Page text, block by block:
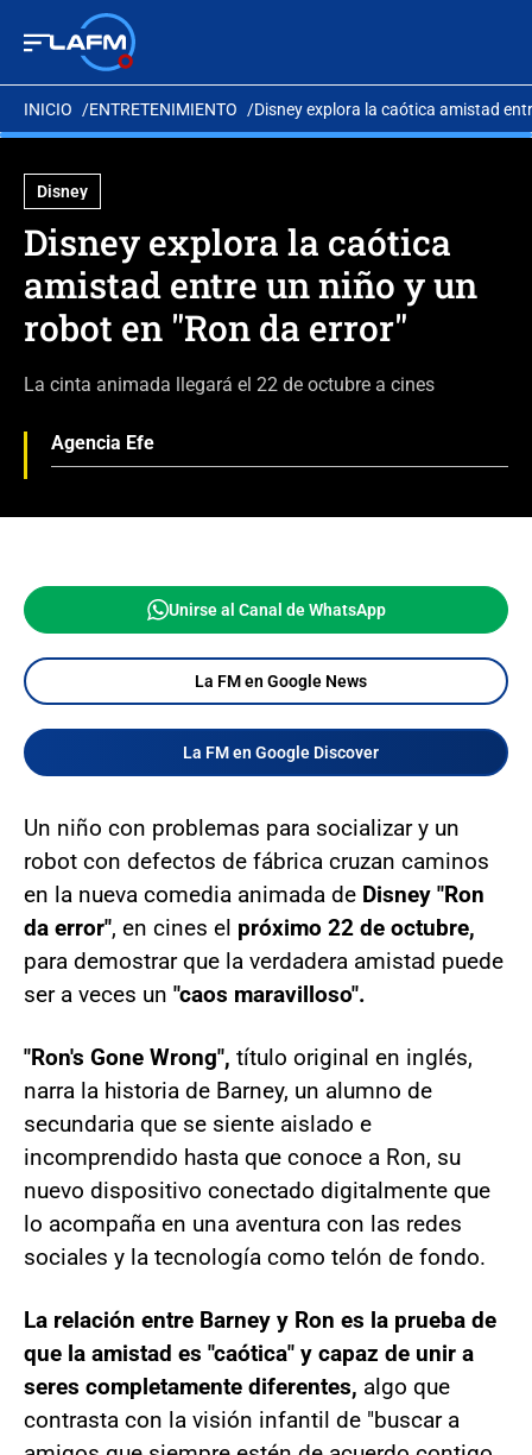
INICIO ENTRETENIMIENTO Disney explora la caótica amistad
Disney
Disney explora la caótica
amistad entre un niño y un
robot en "Ron da error"
La cinta animada llegará el 22 de octubre a cines
Agencia Efe
Unirse al Canal de WhatsApp
La FM en Google News
La FM en Google Discover
Un niño con problemas para socializar y un
robot con defectos de fábrica cruzan caminos
en la nueva comedia animada de Disney "Ron
da error", en cines el próximo 22 de octubre,
para demostrar que la verdadera amistad puede
ser a veces un "caos maravilloso".
"Ron's Gone Wrong", título original en inglés,
narra la historia de Barney, un alumno de
secundaria que se siente aislado e
incomprendido hasta que conoce a Ron, su
nuevo dispositivo conectado digitalmente que
lo acompaña en una aventura con las redes
sociales y la tecnología como telón de fondo.
La relación entre Barney y Ron es la prueba de
que la amistad es "caótica" y capaz de unir a
seres completamente diferentes, algo que
contrasta con la visión infantil de "buscar a